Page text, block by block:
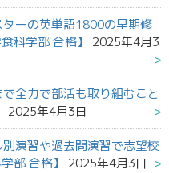
ターの英単語1800の早期修
科学部 合格】
2025年4月3
全力で部活も取り組むこと
2025年4月3日
演習や過去問演習で志望校
部 合格】
2025年4月3日